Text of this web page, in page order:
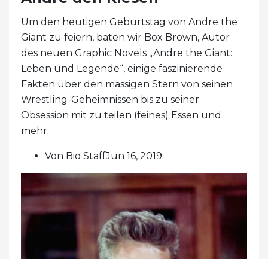
Um den heutigen Geburtstag von Andre the
Giant zu feiern, baten wir Box Brown, Autor
des neuen Graphic Novels „Andre the Giant:
Leben und Legende“, einige faszinierende
Fakten über den massigen Stern von seinen
Wrestling-Geheimnissen bis zu seiner
Obsession mit zu teilen (feines) Essen und
mehr.
Von Bio StaffJun 16, 2019